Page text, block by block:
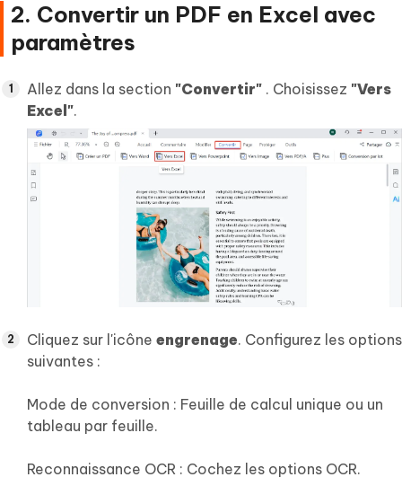
2. Convertir un PDF en Excel avec
paramètres
Allez dans la section "Convertir" . Choisissez "Vers
Excel".
Cliquez sur l'icône engrenage. Configurez les options
suivantes :
Mode de conversion : Feuille de calcul unique ou un
tableau par feuille.
Reconnaissance OCR : Cochez les options OCR.